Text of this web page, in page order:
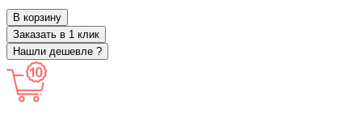
В корзину
Заказать в 1 клик
Нашли дешевле ?